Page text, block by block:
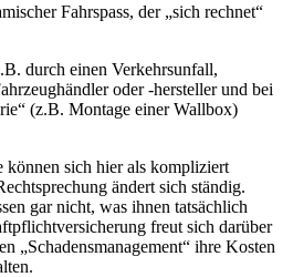
Fahrspass, der „sich rechnet“
durch einen Verkehrsunfall,
oder -hersteller und bei
(z.B. Montage einer Wallbox)
können sich hier als kompliziert
ändert sich ständig.
gar nicht, was ihnen tatsächlich
freut sich darüber
„Schadensmanagement“ ihre Kosten